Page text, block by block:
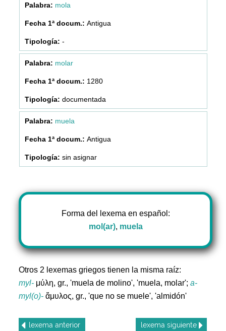
mola
Antigua
-
molar
1280
documentada
muela
Antigua
sin asignar
Forma del lexema en español:
mol(ar), muela
Otros 2 lexemas griegos tienen la misma raíz:
myl- μύλη, gr., 'muela de molino', 'muela, molar';a-
myl(o)- ἄμυλος, gr., 'que no se muele', 'almidón'
lexema anterior lexema siguiente